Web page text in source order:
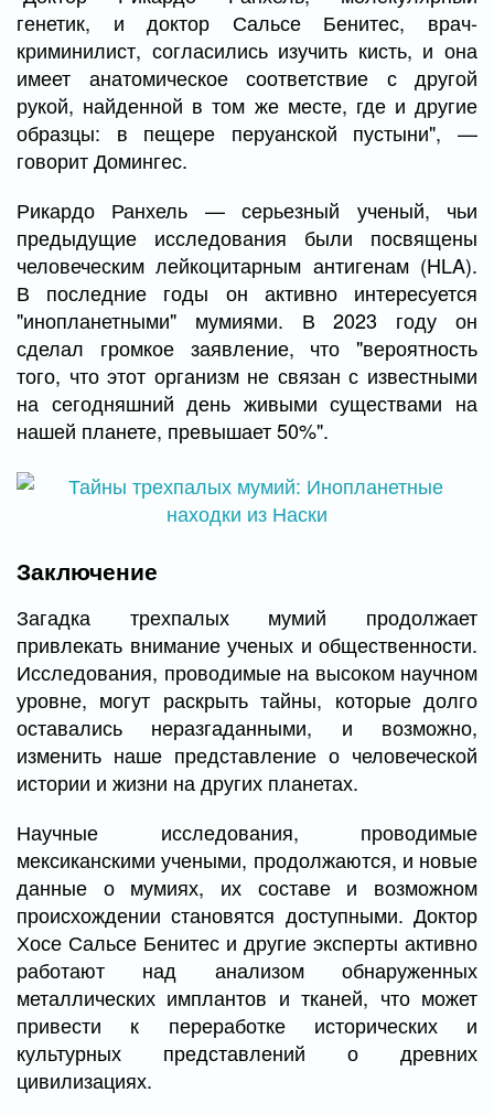
генетик, и доктор Сальсе Бенитес, врач-
криминилист, согласились изучить кисть, и она
имеет анатомическое соответствие с другой
рукой, найденной в том же месте, где и другие
образцы: в пещере перуанской пустыни", —
говорит Домингес.
Рикардо Ранхель — серьезный ученый, чьи
предыдущие исследования были посвящены
человеческим лейкоцитарным антигенам (HLA).
В последние годы он активно интересуется
"инопланетными" мумиями. В 2023 году он
сделал громкое заявление, что "вероятность
того, что этот организм не связан с известными
на сегодняшний день живыми существами на
нашей планете, превышает 50%".
Заключение
Загадка трехпалых мумий продолжает
привлекать внимание ученых и общественности.
Исследования, проводимые на высоком научном
уровне, могут раскрыть тайны, которые долго
оставались неразгаданными, и возможно,
изменить наше представление о человеческой
истории и жизни на других планетах.
Научные исследования, проводимые
мексиканскими учеными, продолжаются, и новые
данные о мумиях, их составе и возможном
происхождении становятся доступными. Доктор
Хосе Сальсе Бенитес и другие эксперты активно
работают над анализом обнаруженных
металлических имплантов и тканей, что может
привести к переработке исторических и
культурных представлений о древних
цивилизациях.